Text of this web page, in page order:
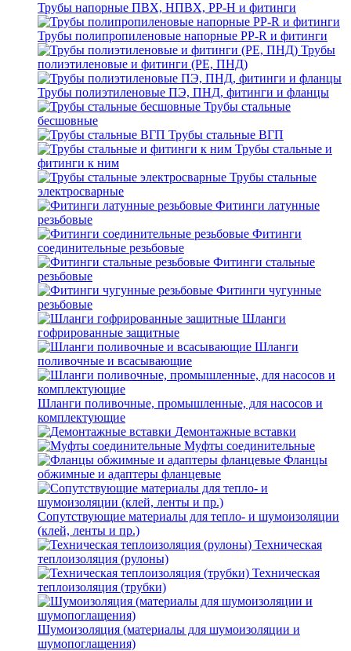
Трубы напорные ПВХ, НПВХ, PP-H и фитинги
Трубы полипропиленовые напорные PP-R и фитинги
Трубы
полиэтиленовые и фитинги (PE, ПНД)
Трубы полиэтиленовые ПЭ, ПНД, фитинги и фланцы
Трубы стальные
бесшовные
Трубы стальные ВГП
Трубы стальные и
фитинги к ним
Трубы стальные
электросварные
Фитинги латунные
резьбовые
Фитинги
соединительные резьбовые
Фитинги стальные
резьбовые
Фитинги чугунные
резьбовые
Шланги
гофрированные защитные
Шланги
поливочные и всасывающие
Шланги поливочные, промышленные, для насосов и
комплектующие
Демонтажные вставки
Муфты соединительные
Фланцы
обжимные и адаптеры фланцевые
Сопутствующие материалы для тепло- и шумоизоляции
(клей, ленты и пр.)
Техническая
теплоизоляция (рулоны)
Техническая
теплоизоляция (трубки)
Шумоизоляция (материалы для шумоизоляции и
шумопоглащения)